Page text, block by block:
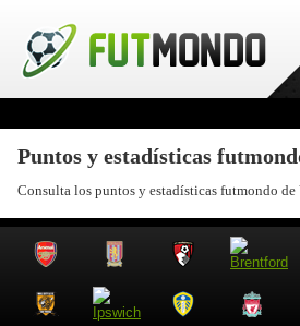
Puntos y estadísticas
Consulta los puntos y estadísticas futmondo